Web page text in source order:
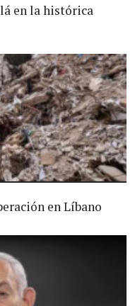
en la histórica
en Líbano